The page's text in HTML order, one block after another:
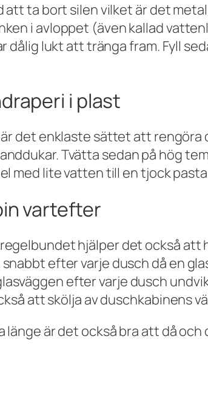
ta bort silen vilket är det
i avloppet (även kallad
dålig lukt att tränga fram. Fyll
i plast
det enklaste sättet att
Tvätta sedan på hög
med lite vatten till en tjock
vartefter
hjälper det också
efter varje dusch då en
efter varje dusch
att skölja av duschkabinens
länge är det också bra att då